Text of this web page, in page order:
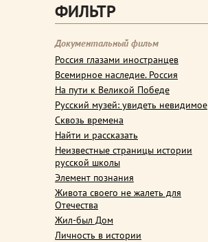
ФИЛЬТР
Документальный фильм
Россия глазами иностранцев
Всемирное наследие. Россия
На пути к Великой Победе
Русский музей: увидеть невидимое
Сквозь времена
Найти и рассказать
Неизвестные страницы истории
русской школы
Элемент познания
Живота своего не жалеть для
Отечества
Жил-был Дом
Личность в истории